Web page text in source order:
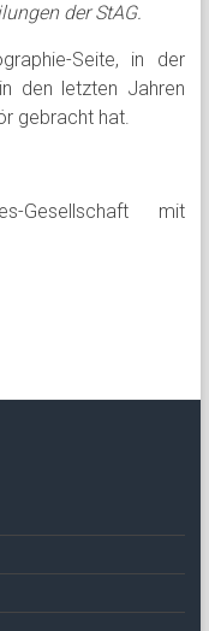
der StAG.
Seite, in der
den letzten Jahren
gebracht hat.
Gesellschaft mit